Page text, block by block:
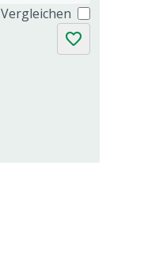
Vergleichen